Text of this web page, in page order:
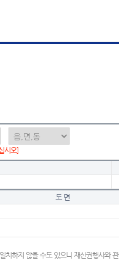
시오]
도 면
치하지 않을 수도 있으니 재산권행사와